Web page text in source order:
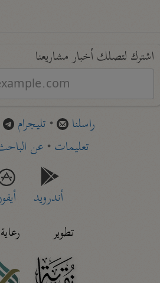
اشترك لتصلك أخبار مشاريعنا
راسلنا • تليجرام
تعليمات• عن
أندرويد
تطوير
رعاية